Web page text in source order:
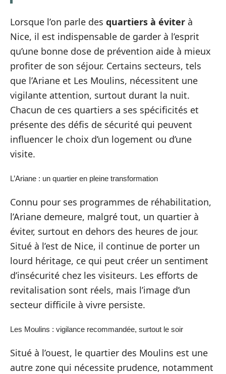
Lorsque l’on parle des quartiers à éviter à
Nice, il est indispensable de garder à l’esprit
qu’une bonne dose de prévention aide à mieux
profiter de son séjour. Certains secteurs, tels
que l’Ariane et Les Moulins, nécessitent une
vigilante attention, surtout durant la nuit.
Chacun de ces quartiers a ses spécificités et
présente des défis de sécurité qui peuvent
influencer le choix d’un logement ou d’une
visite.
L’Ariane : un quartier en pleine transformation
Connu pour ses programmes de réhabilitation,
l’Ariane demeure, malgré tout, un quartier à
éviter, surtout en dehors des heures de jour.
Situé à l’est de Nice, il continue de porter un
lourd héritage, ce qui peut créer un sentiment
d’insécurité chez les visiteurs. Les efforts de
revitalisation sont réels, mais l’image d’un
secteur difficile à vivre persiste.
Les Moulins : vigilance recommandée, surtout le soir
Situé à l’ouest, le quartier des Moulins est une
autre zone qui nécessite prudence, notamment